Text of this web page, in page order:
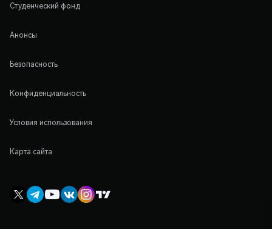
Студенческий фонд
Анонсы
Безопасность
Конфиденциальность
Условия использования
Карта сайта